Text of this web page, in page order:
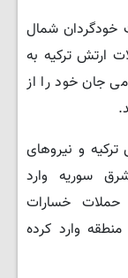
خودگردان شمال
ارتش ترکیه به
تا ۱ فوریه، ۴۱ غیرنظامی جان خود را از
و نیروهای
سوریه وارد
خسارات
وارد کرده